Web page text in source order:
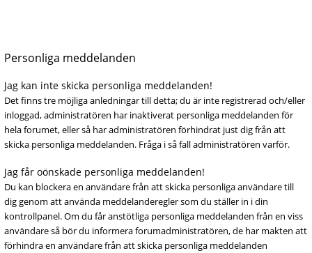
Personliga meddelanden
Jag kan inte skicka personliga meddelanden!
Det finns tre möjliga anledningar till detta; du är inte registrerad och/eller
inloggad, administratören har inaktiverat personliga meddelanden för
hela forumet, eller så har administratören förhindrat just dig från att
skicka personliga meddelanden. Fråga i så fall administratören varför.
Jag får oönskade personliga meddelanden!
Du kan blockera en användare från att skicka personliga användare till
dig genom att använda meddelanderegler som du ställer in i din
kontrollpanel. Om du får anstötliga personliga meddelanden från en viss
användare så bör du informera forumadministratören, de har makten att
förhindra en användare från att skicka personliga meddelanden